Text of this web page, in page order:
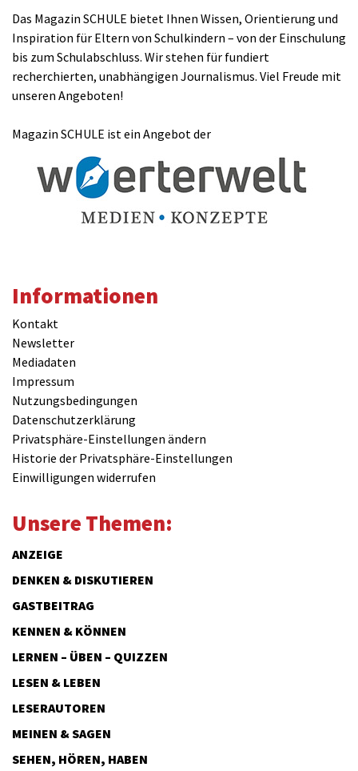
E-Mail(wird nicht veröffentlicht)(benötigt)
Kommentar
Das Magazin SCHULE bietet Ihnen Wissen, Orientierung und
Inspiration für Eltern von Schulkindern – von der Einschulung
bis zum Schulabschluss. Wir stehen für fundiert
recherchierten, unabhängigen Journalismus. Viel Freude mit
unseren Angeboten!
Magazin SCHULE ist ein Angebot der
Informationen
Kontakt
Newsletter
Mediadaten
Impressum
Nutzungsbedingungen
Datenschutzerklärung
Privatsphäre-Einstellungen ändern
Historie der Privatsphäre-Einstellungen
Einwilligungen widerrufen
Unsere Themen:
ANZEIGE
DENKEN & DISKUTIEREN
GASTBEITRAG
KENNEN & KÖNNEN
LERNEN – ÜBEN – QUIZZEN
LESEN & LEBEN
LESERAUTOREN
MEINEN & SAGEN
SEHEN, HÖREN, HABEN